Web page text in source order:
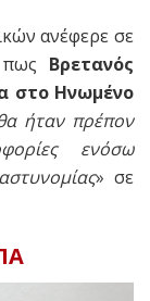
ανέφερε σε
Βρετανός
στο Ηνωμένο
ήταν πρέπον
ενόσω
» σε